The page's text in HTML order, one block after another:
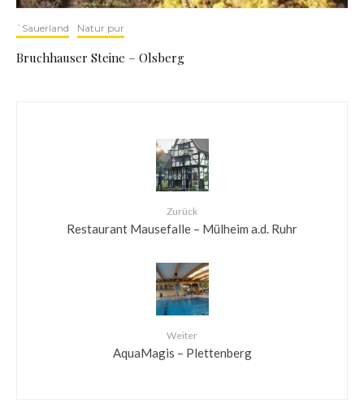
`Sauerland Natur pur
Bruchhauser Steine – Olsberg
Zurück
Restaurant Mausefalle – Mülheim a.d. Ruhr
Weiter
AquaMagis – Plettenberg